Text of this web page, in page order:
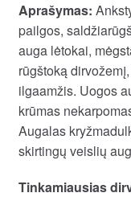
Aprašymas:
pailgos,
auga lėtokai,
rūgštoką
ilgaamžis. Uogos
krūmas
Augalas
skirtingų veislių
Tinkamiausias